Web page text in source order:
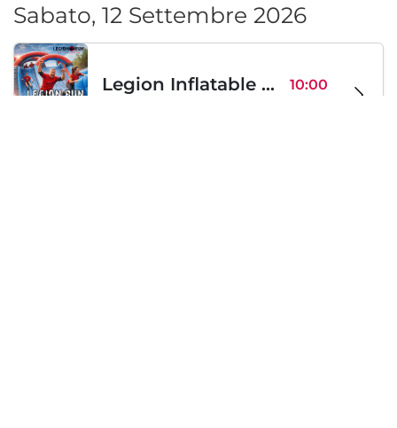
Sabato, 12 Settembre 2026
Legion Inflatable Family Run - Sofia 10:00